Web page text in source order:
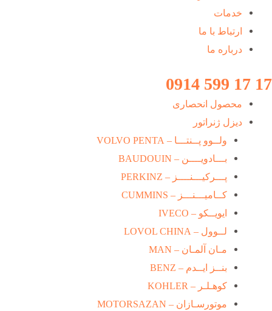
خدمات
ارتباط با ما
درباره ما
17 17 599 0914
محصول انحصاری
دیزل ژنراتور
ولــوو پــنتـــا – VOLVO PENTA
بـــادویــــن – BAUDOUIN
پـــرکیـــنــــز – PERKINZ
کــامیـــنـــز – CUMMINS
ایویــکو – IVECO
لــوول – LOVOL CHINA
مـان آلمـان – MAN
بنــز ایــدم – BENZ
کوهـلـر – KOHLER
موتورسـازان – MOTORSAZAN